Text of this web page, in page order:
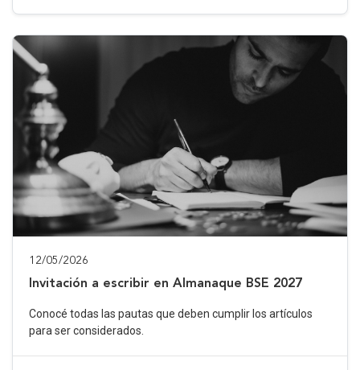
12/05/2026
Invitación a escribir en Almanaque BSE 2027
Conocé todas las pautas que deben cumplir los artículos
para ser considerados.